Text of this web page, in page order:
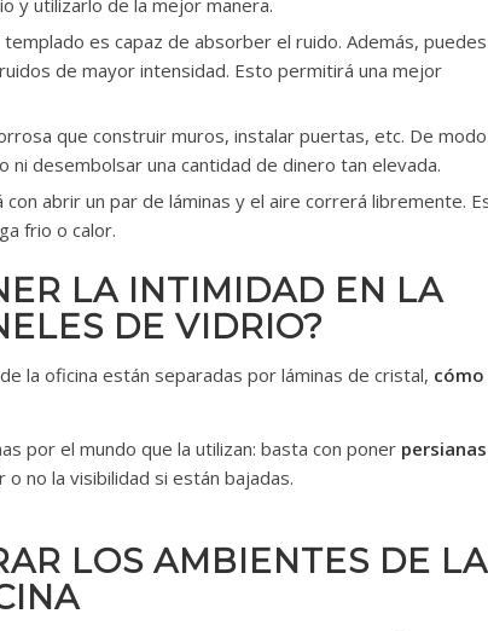
y utilizarlo de la mejor manera.
templado es capaz de absorber el ruido. Además, puedes
de mayor intensidad. Esto permitirá una mejor
que construir muros, instalar puertas, etc. De modo
desembolsar una cantidad de dinero tan elevada.
abrir un par de láminas y el aire correrá libremente.
frio o calor.
LA INTIMIDAD EN LA
DE VIDRIO?
la oficina están separadas por láminas de cristal, cómo
por el mundo que la utilizan: basta con poner persianas
no la visibilidad si están bajadas.
LOS AMBIENTES DE LA